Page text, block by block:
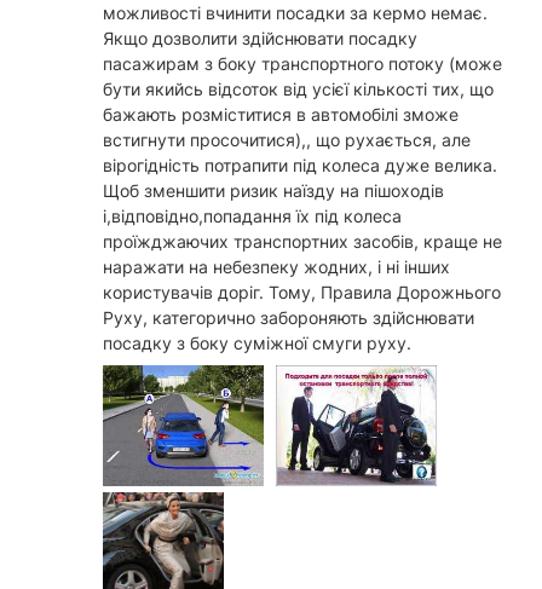
можливості вчинити посадки за кермо немає.
Якщо дозволити здійснювати посадку
пасажирам з боку транспортного потоку (може
бути якийсь відсоток від усієї кількості тих, що
бажають розміститися в автомобілі зможе
встигнути просочитися),, що рухається, але
вірогідність потрапити під колеса дуже велика.
Щоб зменшити ризик наїзду на пішоходів
і,відповідно,попадання їх під колеса
проїжджаючих транспортних засобів, краще не
наражати на небезпеку жодних, і ні інших
користувачів доріг. Тому, Правила Дорожнього
Руху, категорично забороняють здійснювати
посадку з боку суміжної смуги руху.